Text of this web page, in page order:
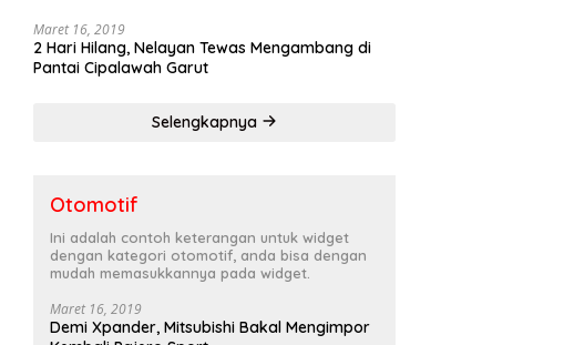
Maret 16, 2019
2 Hari Hilang, Nelayan Tewas Mengambang di
Pantai Cipalawah Garut
Selengkapnya
Otomotif
Ini adalah contoh keterangan untuk widget
dengan kategori otomotif, anda bisa dengan
mudah memasukkannya pada widget.
Maret 16, 2019
Demi Xpander, Mitsubishi Bakal Mengimpor